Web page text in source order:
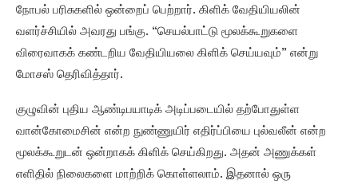
நோபல் பரிசுகளில் ஒன்றைப் பெற்றார். கிளிக் வேதியியலின்
வளர்ச்சியில் அவரது பங்கு. “செயல்பாட்டு மூலக்கூறுகளை
விரைவாகக் கண்டறிய வேதியியலை கிளிக் செய்யவும்” என்று
மோசஸ் தெரிவித்தார்.
குழுவின் புதிய ஆண்டிபயாடிக் அடிப்படையில் தற்போதுள்ள
வான்கோமைசின் என்ற நுண்ணுயிர் எதிர்ப்பியை புல்வலீன் என்ற
மூலக்கூறுடன் ஒன்றாகக் கிளிக் செய்கிறது. அதன் அணுக்கள்
எளிதில் நிலைகளை மாற்றிக் கொள்ளலாம். இதனால் ஒரு